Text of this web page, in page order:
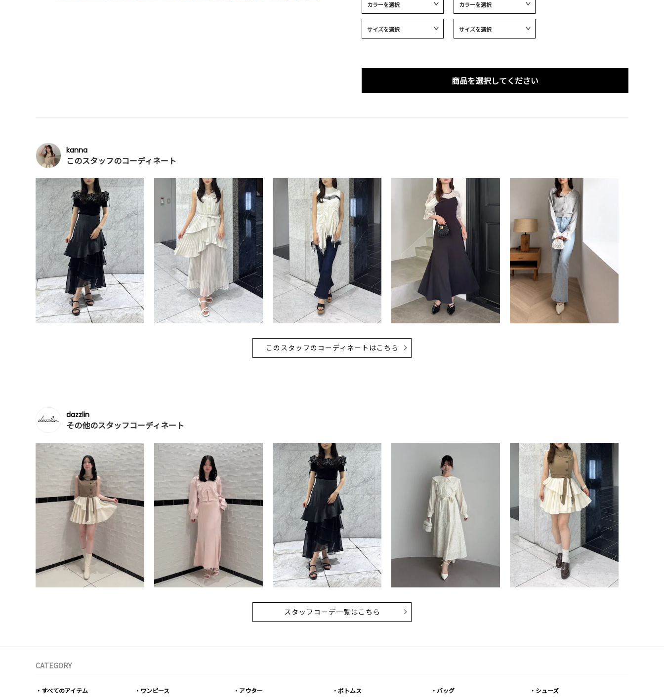
商品を選択してください
kanna
このスタッフのコーディネート
このスタッフのコーディネートはこちら
dazzlin
その他のスタッフコーディネート
スタッフコーデ一覧はこちら
CATEGORY
すべてのアイテム
ワンピース
アウター
ボトムス
バッグ
シューズ